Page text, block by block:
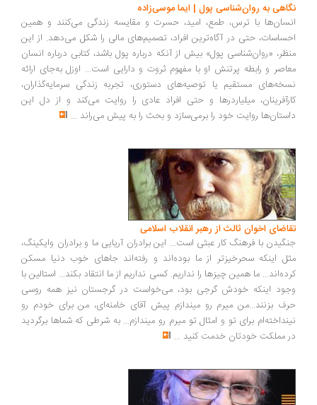
به روان‌شناسی پول | ایما موسی‌زاده
با ترس، طمع، امید، حسرت و مقایسه زندگی می‌کنند و همین
حتی در آگاه‌ترین افراد، تصمیم‌های مالی را شکل می‌دهد. از این
«روان‌شناسی پول» بیش از آنکه درباره پول باشد، کتابی درباره انسان
و رابطه پرتنش او با مفهوم ثروت و دارایی است... اوزل به‌جای ارائه
مستقیم یا توصیه‌های دستوری، تجربه زندگی سرمایه‌گذاران،
میلیاردرها و حتی افراد عادی را روایت می‌کند و از دل این
روایت خود را برمی‌سازد و بحث را به پیش می‌راند...
اخوان ثالث از رهبر انقلاب اسلامی
با فرهنگ کار عبثی است... این برادران آریایی ما و برادران وایکینگ،
اینکه سحرخیزتر از ما بوده‌اند و رفته‌اند جاهای خوب دنیا مسکن
ما همین چیزها را نداریم. کسی نداریم از ما انتقاد بکند... استالین با
اینکه خودش گرجی بود، می‌خواست در گرجستان نیز همه روسی
بزنند...من میرم رو میندازم پیش آقای خامنه‌ای، من برای خودم رو
برای تو و امثال تو میرم رو میندازم... به شرطی که شماها برگردید
مملکت خودتان خدمت کنید...